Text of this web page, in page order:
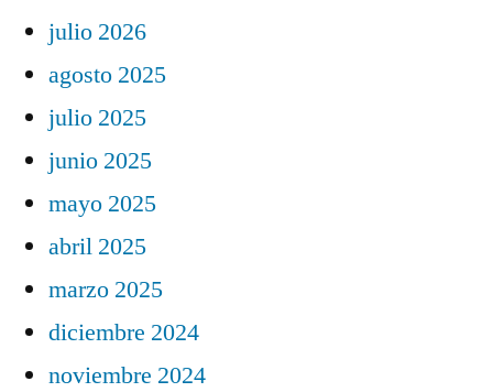
julio 2026
agosto 2025
julio 2025
junio 2025
mayo 2025
abril 2025
marzo 2025
diciembre 2024
noviembre 2024